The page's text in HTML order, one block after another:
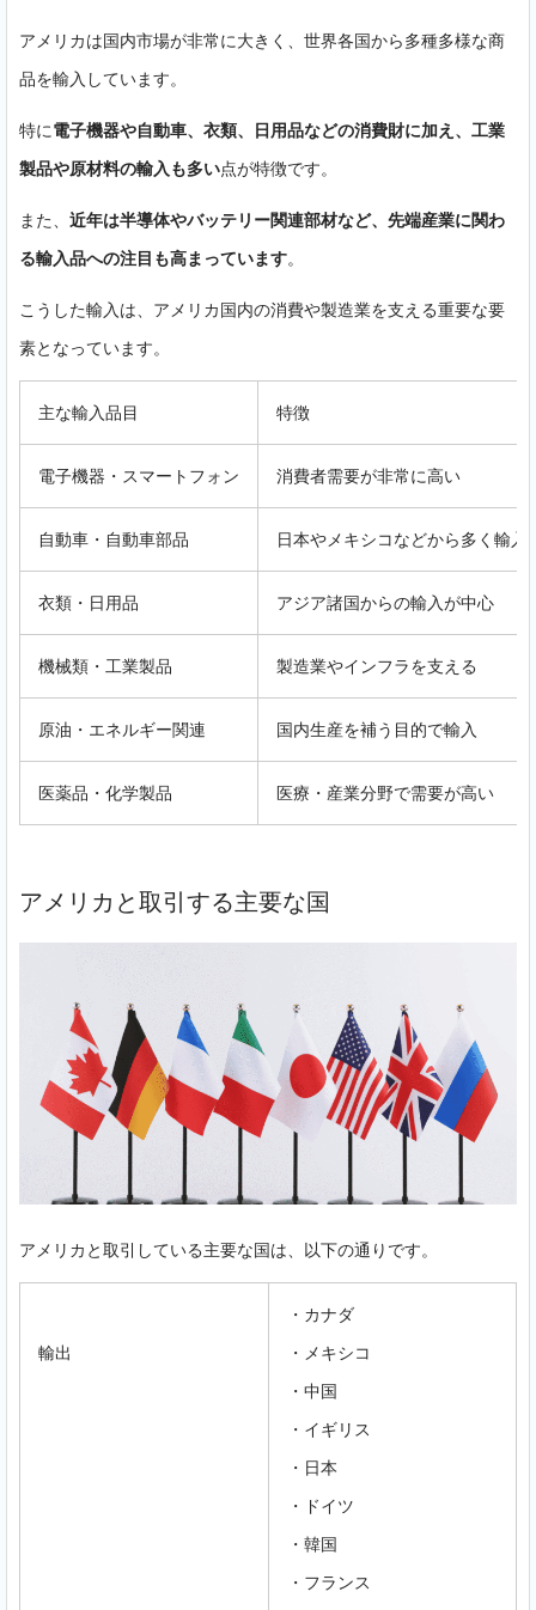
アメリカは国内市場が非常に大きく、世界各国から多種多様な商
品を輸入しています。
特に電子機器や自動車、衣類、日用品などの消費財に加え、工業
製品や原材料の輸入も多い点が特徴です。
また、 近年は半導体やバッテリー関連部材など、先端産業に関わ
る輸入品への注目も高まっています。
こうした輸入は、アメリカ国内の消費や製造業を支える重要な要
素となっています。
主な輸入品目 特徴
電子機器・スマートフォン 消費者需要が非常に高い
自動車・自動車部品 日本やメキシコなどから多く輸入
衣類・日用品 アジア諸国からの輸入が中心
機械類・工業製品 製造業やインフラを支える
原油・エネルギー関連 国内生産を補う目的で輸入
医薬品・化学製品 医療・産業分野で需要が高い
アメリカと取引する主要な国
アメリカと取引している主要な国は、以下の通りです。
輸出
・カナダ
・メキシコ
・中国
・イギリス
・日本
・ドイツ
・韓国
・フランス